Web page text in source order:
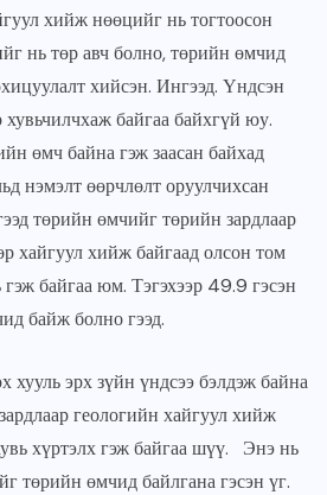
хийж нөөцийг нь тогтоосон
нь төр авч болно, төрийн өмчид
хийсэн. Ингээд. Үндсэн
хувьчилчхаж байгаа байхгүй юу.
өмч байна гэж заасан байхад
нэмэлт өөрчлөлт оруулчихсан
төрийн өмчийг төрийн зардлаар
хайгуул хийж байгаад олсон том
байгаа юм. Тэгэхээр 49.9 гэсэн
байж болно гээд.
хууль эрх зүйн үндсээ бэлдэж байна
геологийн хайгуул хийж
хүртэлх гэж байгаа шүү. Энэ нь
төрийн өмчид байлгана гэсэн үг.